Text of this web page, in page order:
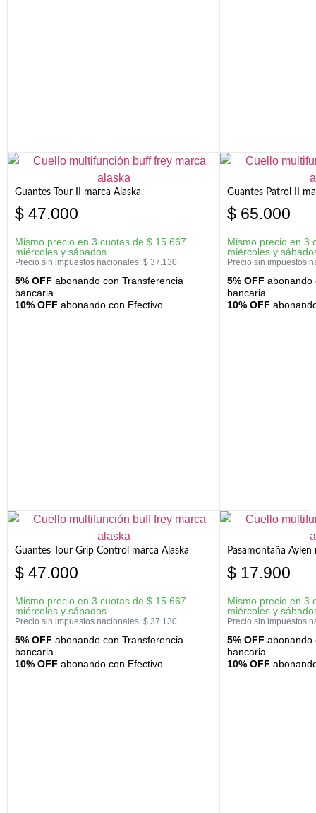
Guantes Tour II marca Alaska
$ 47.000
Mismo precio en 3 cuotas de $ 15.667
miércoles y sábados
Precio sin impuestos nacionales: $ 37.130
5% OFF abonando con Transferencia
bancaria
10% OFF abonando con Efectivo
Guantes Patrol II
$ 65.000
Mismo precio en 3
miércoles y
Precio sin impuestos
5% OFF abonando
bancaria
10% OFF
Guantes Tour Grip Control marca Alaska
$ 47.000
Mismo precio en 3 cuotas de $ 15.667
miércoles y sábados
Precio sin impuestos nacionales: $ 37.130
5% OFF abonando con Transferencia
bancaria
10% OFF abonando con Efectivo
Pasamontaña Aylen
$ 17.900
Mismo precio en 3
miércoles y
Precio sin impuestos
5% OFF abonando
bancaria
10% OFF